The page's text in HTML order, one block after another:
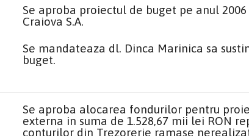
Se aproba proiectul de buget pe anul
Craiova S.A.
Se mandateaza dl. Dinca Marinica sa
buget.
Se aproba alocarea fondurilor pentru
externa in suma de 1.528,67 mii lei RON
conturilor din Trezorerie ramase